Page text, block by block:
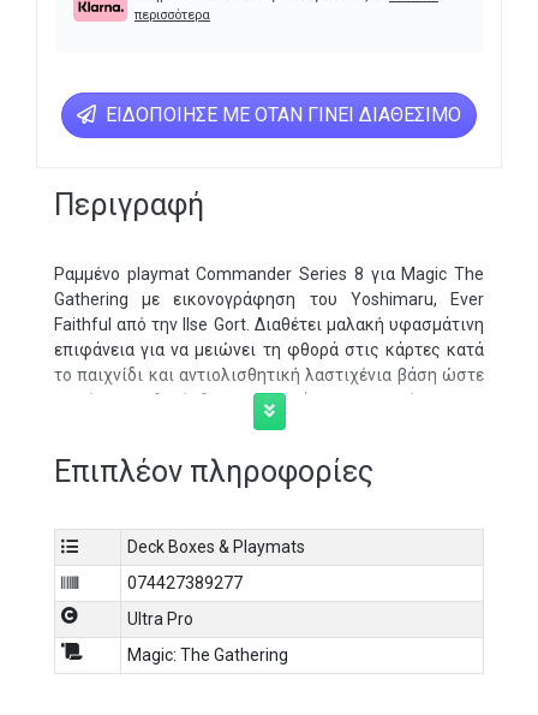
περισσότερα
ΕΙΔΟΠΟΊΗΣΕ ΜΕ ΌΤΑΝ ΓΊΝΕΙ ΔΙΑΘΈΣΙΜΟ
Περιγραφή
Ραμμένο playmat Commander Series 8 για Magic The
Gathering με εικονογράφηση του Yoshimaru, Ever
Faithful από την Ilse Gort. Διαθέτει μαλακή υφασμάτινη
επιφάνεια για να μειώνει τη φθορά στις κάρτες κατά
το παιχνίδι και αντιολισθητική λαστιχένια βάση ώστε
να μένει σταθερό. Οι ραμμένες άκρες προσφέρουν πιο
premium αίσθηση. Διαστάσεις περίπου 61 x 34,3 εκ. και
για σπίτι ή γραφείο.
Επιπλέον πληροφορίες
Deck Boxes & Playmats
074427389277
Ultra Pro
Magic: The Gathering